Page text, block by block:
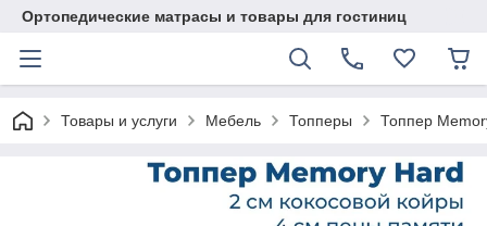
Ортопедические матрасы и товары для гостиниц
Товары и услуги Мебель Топперы Топпер